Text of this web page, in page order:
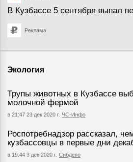
В Кузбассе 5 сентября выпал
Реклама
Экология
Трупы животных в Кузбассе
молочной фермой
в 21:47 23 дек 2020 г. ЧС-Инфо
Роспотребнадзор рассказал,
кузбассовцы в первые дни
в 19:44 3 дек 2020 г. Сибдепо